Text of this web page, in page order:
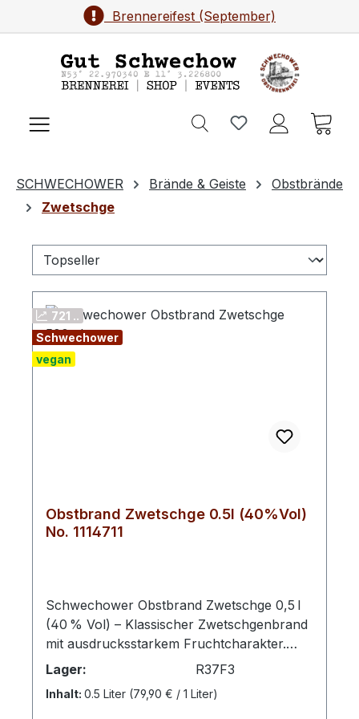
Zum Hauptinhalt springenBrennereifest (September)
SCHWECHOWER Brände & Geiste
Obstbrände
Zwetschge
721 ..
Schwechower
vegan
Obstbrand Zwetschge 0.5l (40%Vol)
No. 1114711
Schwechower Obstbrand Zwetschge 0,5 l
(40 % Vol) – Klassischer Zwetschgenbrand
mit ausdrucksstarkem Fruchtcharakter.
Dieser klare Obstbrand vereint intensives
Zwetschgenaroma und elegante
Spirituosenkunst – perfekt pur, als Digestif
Lager: R37F3
Inhalt: 0.5 Liter (79,90 € / 1 Liter)